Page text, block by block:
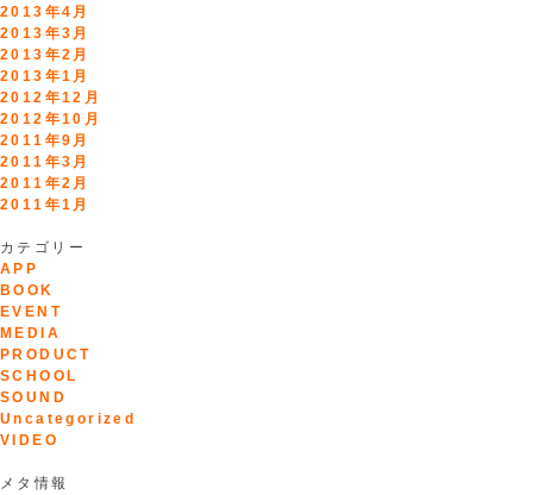
2013年4月
2013年3月
2013年2月
2013年1月
2012年12月
2012年10月
2011年9月
2011年3月
2011年2月
2011年1月
カテゴリー
APP
BOOK
EVENT
MEDIA
PRODUCT
SCHOOL
SOUND
Uncategorized
VIDEO
メタ情報